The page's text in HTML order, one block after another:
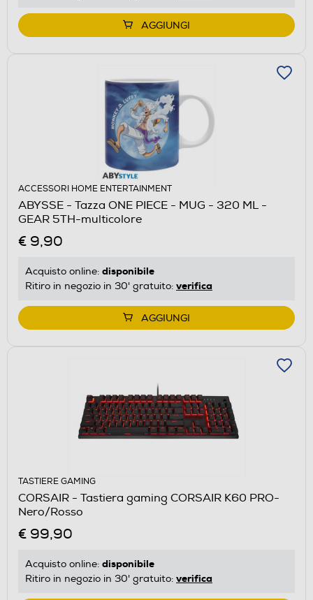
AGGIUNGI
ACCESSORI HOME ENTERTAINMENT
ABYSSE - Tazza ONE PIECE - MUG - 320 ML -
GEAR 5TH-multicolore
€ 9,90
Acquisto online: disponibile
Ritiro in negozio in 30' gratuito: verifica
AGGIUNGI
TASTIERE GAMING
CORSAIR - Tastiera gaming CORSAIR K60 PRO-
Nero/Rosso
€ 99,90
Acquisto online: disponibile
Ritiro in negozio in 30' gratuito: verifica